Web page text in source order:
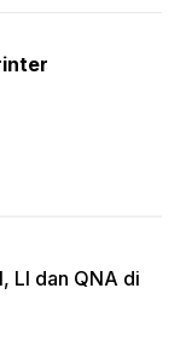
LI dan QNA di